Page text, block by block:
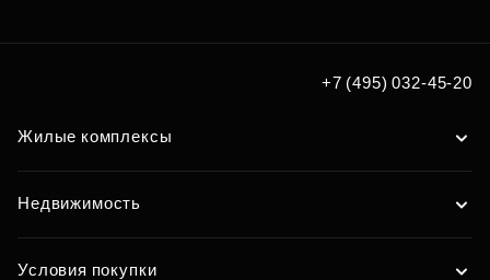
+7 (495) 032-45-20
Жилые комплексы
Недвижимость
Условия покупки